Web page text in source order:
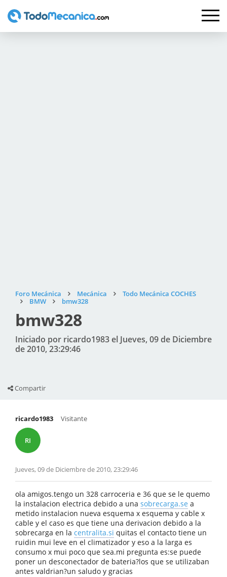
Foro Mecánica Mecánica
Todo Mecánica COCHES
BMW
bmw328
bmw328
Iniciado por ricardo1983 el Jueves, 09 de Diciembre
de 2010, 23:29:46
Compartir
ricardo1983
RI
Visitante
Jueves, 09 de Diciembre de 2010, 23:29:46
ola amigos.tengo un 328 carroceria e 36 que se le quemo
la instalacion electrica debido a una sobrecarga.se a
metido instalacion nueva esquema x esquema y cable x
cable y el caso es que tiene una derivacion debido a la
sobrecarga en la centralita.si quitas el contacto tiene un
ruidin mui leve en el climatizador y eso a la larga es
consumo x mui poco que sea.mi pregunta es:se puede
poner un desconectador de bateria?los que se utilizaban
antes valdrian?un saludo y gracias